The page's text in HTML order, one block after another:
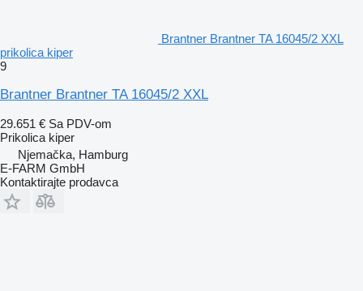
Brantner Brantner TA 16045/2 XXL
prikolica kiper
9
Brantner Brantner TA 16045/2 XXL
29.651 € Sa PDV-om
Prikolica kiper
Njemačka, Hamburg
E-FARM GmbH
Kontaktirajte prodavca